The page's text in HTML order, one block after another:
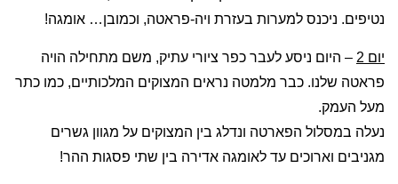
נטיפים. ניכנס למערות בעזרת ויה-פראטה, וכמובן… אומגה!
יום 2
– היום ניסע לעבר כפר ציורי עתיק, משם מתחילה הויה
פראטה שלנו. כבר מלמטה נראים המצוקים המלכותיים, כמו כתר
מעל העמק.
נעלה במסלול הפארטה ונדלג בין המצוקים על מגוון גשרים
מגניבים וארוכים עד לאומגה אדירה בין שתי פסגות ההר!